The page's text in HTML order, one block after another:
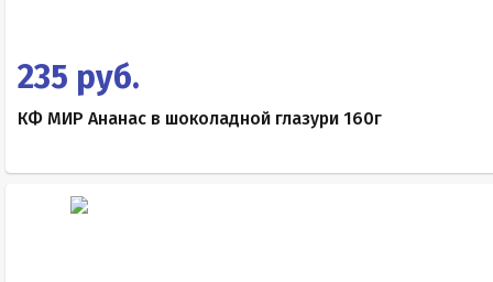
235 руб.
КФ МИР Ананас в шоколадной глазури 160г